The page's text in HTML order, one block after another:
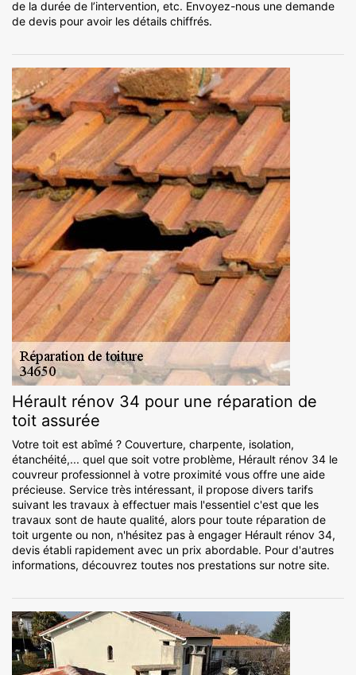
de la durée de l’intervention, etc. Envoyez-nous une demande
de devis pour avoir les détails chiffrés.
Hérault rénov 34 pour une réparation de
toit assurée
Votre toit est abîmé ? Couverture, charpente, isolation,
étanchéité,... quel que soit votre problème, Hérault rénov 34 le
couvreur professionnel à votre proximité vous offre une aide
précieuse. Service très intéressant, il propose divers tarifs
suivant les travaux à effectuer mais l'essentiel c'est que les
travaux sont de haute qualité, alors pour toute réparation de
toit urgente ou non, n'hésitez pas à engager Hérault rénov 34,
devis établi rapidement avec un prix abordable. Pour d'autres
informations, découvrez toutes nos prestations sur notre site.